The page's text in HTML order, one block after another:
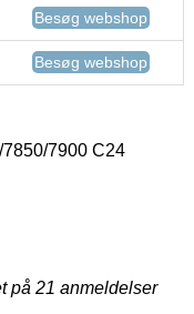
Besøg webshop
Besøg webshop
7900 C24
på 21 anmeldelser